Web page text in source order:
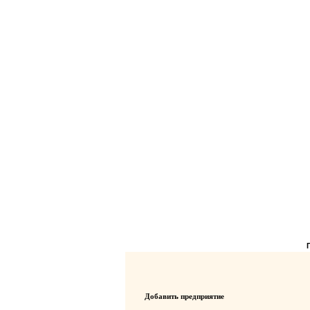
Добавить предприятие